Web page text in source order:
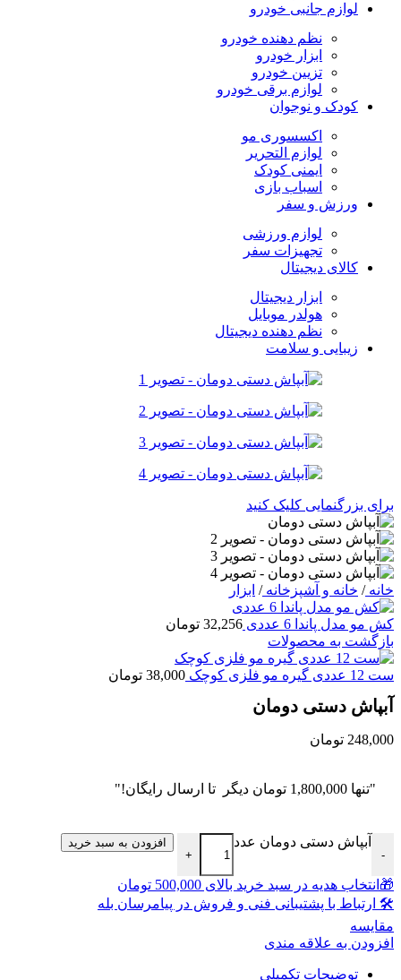
لوازم جانبی خودرو
نظم دهنده خودرو
ابزار خودرو
تزیین خودرو
لوازم برقی خودرو
کودک و نوجوان
اکسسوری مو
لوازم التحریر
ایمنی کودک
اسباب بازی
ورزش و سفر
لوازم ورزشی
تجهیزات سفر
کالای دیجیتال
ابزار دیجیتال
هولدر موبایل
نظم دهنده دیجیتال
زیبایی و سلامت
برای بزرگنمایی کلیک کنید
خانه/ خانه و آشپزخانه/ ابزار
کش مو مدل پاندا 6 عددی 32,256 تومان
بازگشت به محصولات
ست 12 عددی گیره مو فلزی کوچک 38,000 تومان
آبپاش دستی دومان
248,000 تومان
"تنها 1,800,000 تومان دیگر تا ارسال رایگان!"
-
آبپاش دستی دومان عدد
+
افزودن به سبد خرید
🎁انتخاب هدیه در سبد خرید بالای 500,000 تومان
🛠 ارتباط با پشتیبانی فنی و فروش در پیامرسان بله
مقايسه
افزودن به علاقه مندی
توضیحات تکمیلی